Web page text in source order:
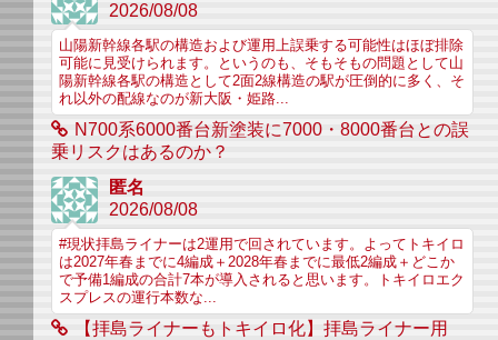
2026/08/08
山陽新幹線各駅の構造および運用上誤乗する可能性はほぼ排除
可能に見受けられます。というのも、そもそもの問題として山
陽新幹線各駅の構造として2面2線構造の駅が圧倒的に多く、そ
れ以外の配線なのが新大阪・姫路...
N700系6000番台新塗装に7000・8000番台との誤
乗リスクはあるのか？
匿名
2026/08/08
#現状拝島ライナーは2運用で回されています。よってトキイロ
は2027年春までに4編成＋2028年春までに最低2編成＋どこか
で予備1編成の合計7本が導入されると思います。トキイロエク
スプレスの運行本数な...
【拝島ライナーもトキイロ化】拝島ライナー用